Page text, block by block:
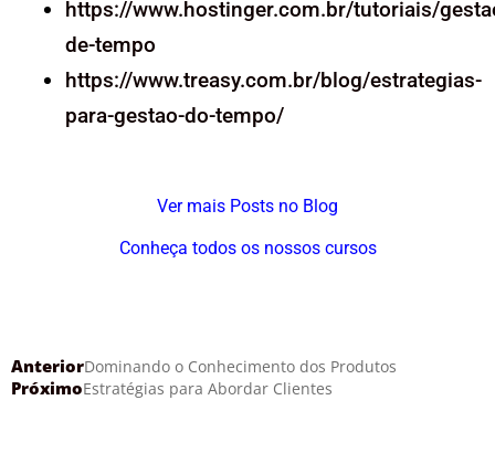
https://www.hostinger.com.br/tutoriais/
de-tempo
https://www.treasy.com.br/blog/estrategias-
para-gestao-do-tempo/
Ver mais Posts no Blog
Conheça todos os nossos cursos
AnteriorDominando o Conhecimento dos Produtos
PróximoEstratégias para Abordar Clientes